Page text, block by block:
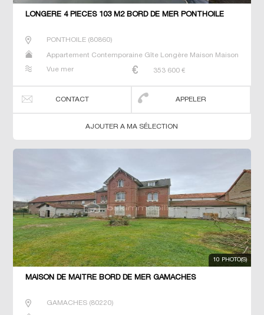
LONGÈRE 4 PIECES 103 M2 BORD DE MER PONTHOILE
PONTHOILE(80860)
Appartement Contemporaine Gîte Longère Maison Maison
Vue mer
353 600 €
CONTACT APPELER
AJOUTER A MA SÉLECTION
10 PHOTO(S)
MAISON DE MAÎTRE BORD DE MER GAMACHES
GAMACHES(80220)